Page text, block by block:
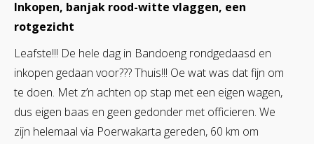
Inkopen, banjak rood-witte vlaggen, een
rotgezicht
Leafste!!! De hele dag in Bandoeng rondgedaasd en
inkopen gedaan voor??? Thuis!!! Oe wat was dat fijn om
te doen. Met z’n achten op stap met een eigen wagen,
dus eigen baas en geen gedonder met officieren. We
zijn helemaal via Poerwakarta gereden, 60 km om